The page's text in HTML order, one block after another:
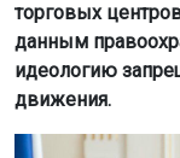
торговых
данным
идеологию
движения.